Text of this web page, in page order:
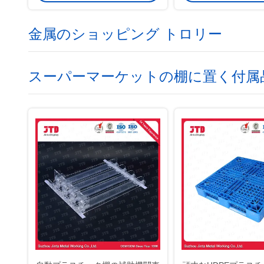
金属のショッピング トロリー
スーパーマーケットの棚に置く付属